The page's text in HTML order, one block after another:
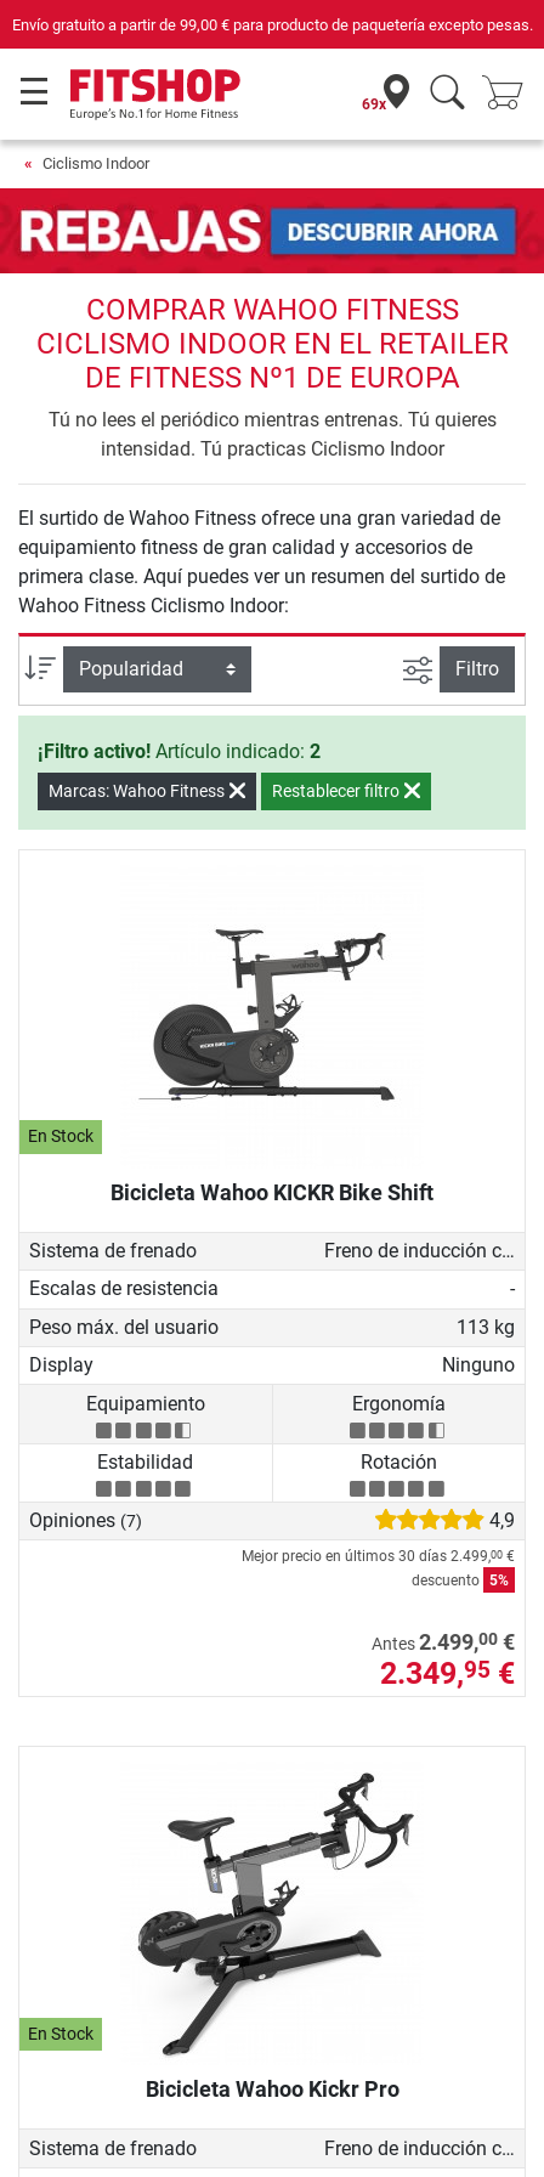
Envío gratuito a partir de 99,00 €para producto de paquetería excepto pesas.
69x
Ciclismo Indoor
COMPRAR WAHOO FITNESS
CICLISMO INDOOR EN EL RETAILER
DE FITNESS Nº1 DE EUROPA
Tú no lees el periódico mientras entrenas. Tú quieres
intensidad. Tú practicas Ciclismo Indoor
El surtido de Wahoo Fitness ofrece una gran variedad de
equipamiento fitness de gran calidad y accesorios de
primera clase. Aquí puedes ver un resumen del surtido de
Wahoo Fitness Ciclismo Indoor:
Ordenar por Busqueda
Filtro
¡Filtro activo! Artículo indicado: 2
Marcas: Wahoo Fitness Restablecer filtro
En Stock
Bicicleta Wahoo KICKR Bike Shift
Sistema de frenado
Freno de inducción con generador
Escalas de resistencia
-
Peso máx. del usuario
113 kg
Display
Ninguno
Equipamiento
Ergonomía
Estabilidad Rotación
Opiniones (7) 4,9
Mejor precio en últimos 30 días 2.499,00 €
descuento 5%
Antes2.499,00 €
2.349,95 €
En Stock
Bicicleta Wahoo Kickr Pro
Sistema de frenado
Freno de inducción con generador